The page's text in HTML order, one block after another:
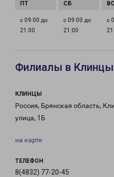
с 09:00 до
21:00
с 09:00 до
21:00
с
Филиалы в Клинцы
КЛИНЦЫ
Россия, Брянская область,
улица, 1Б
на карте
ТЕЛЕФОН
8(4832) 77-20-45